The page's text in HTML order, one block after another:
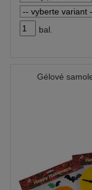
bal.
Gélové